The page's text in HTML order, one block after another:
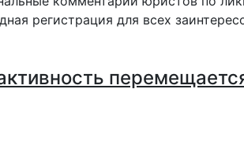
регистрация для всех